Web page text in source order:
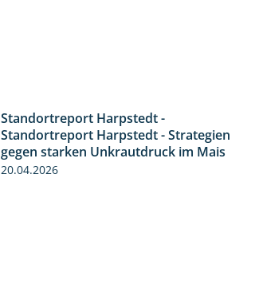
9:11
Standortreport Harpstedt -
Standortreport Harpstedt - Strategien
gegen starken Unkrautdruck im Mais
20.04.2026